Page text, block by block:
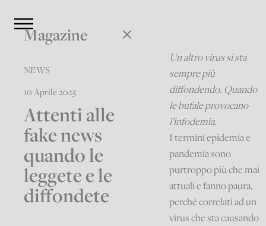
Magazine
NEWS
10 Aprile 2025
Attenti alle
fake news
quando le
leggete e le
diffondete
Un altro virus si sta
sempre più
diffondendo. Quando
le bufale provocano
l’infodemia.
I termini epidemia e
pandemia sono
purtroppo più che mai
attuali e fanno paura,
perché correlati ad un
virus che sta causando